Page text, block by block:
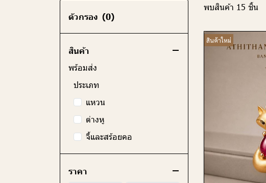
ตัวกรอง (0)
สินค้า
พร้อมส่ง
ประเภท
แหวน
ต่างหู
จี้และสร้อยคอ
ราคา
พบสินค้า 15 ชิ้น
สินค้าใหม่